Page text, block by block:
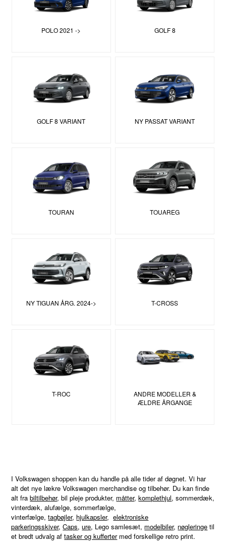
POLO 2021 -> GOLF 8
GOLF 8 VARIANT NY PASSAT VARIANT
TOURAN TOUAREG
NY TIGUAN ÅRG. 2024-> T-CROSS
T-ROC
ANDRE MODELLER &
ÆLDRE ÅRGANGE
I Volkswagen shoppen kan du handle på alle tider af døgnet. Vi har
alt det nye lækre Volkswagen merchandise og tilbehør. Du kan finde
alt frabiltilbehør, bil pleje produkter, måtter,komplethjul, sommerdæk,
vinterdæk, alufælge, sommerfælge,
vinterfælge,tagbøjler, hjulkapsler,elektroniske
parkeringsskiver,Caps,ure, Lego samlesæt, modelbiler, nøgleringe til
et bredt udvalg aftasker og kuffertermed forskellige retro print.